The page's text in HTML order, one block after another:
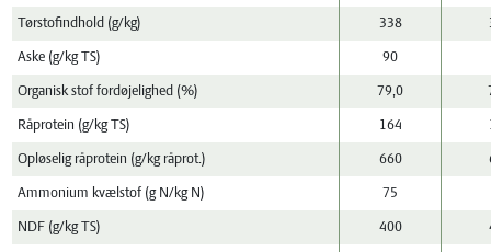
Tørstofindhold (g/kg) 338
Aske (g/kg TS) 90
Organisk stof fordøjelighed (%) 79,0
Råprotein (g/kg TS) 164
Opløselig råprotein (g/kg råprot.) 660
Ammonium kvælstof (g N/kg N) 75
NDF (g/kg TS) 400